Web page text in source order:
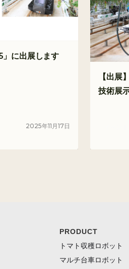
」に出展します
2025年11 月17日
【出展
技術展
PRODUCT
トマト収穫ロボット
マルチ台車ロボット